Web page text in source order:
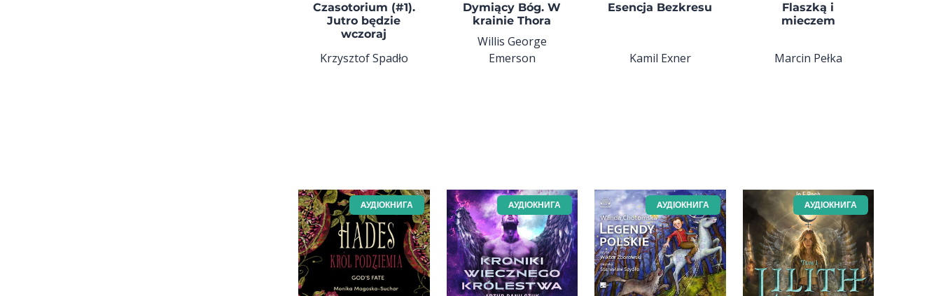
Czasotorium (#1).
Jutro będzie
wczoraj
Krzysztof Spadło
Dymiący Bóg. W
krainie Thora
Willis George
Emerson
Esencja Bezkresu
Kamil Exner
Flaszką i
mieczem
Marcin Pełka
AУДІОКНИГА AУДІОКНИГА AУДІОКНИГА AУДІОКНИГА